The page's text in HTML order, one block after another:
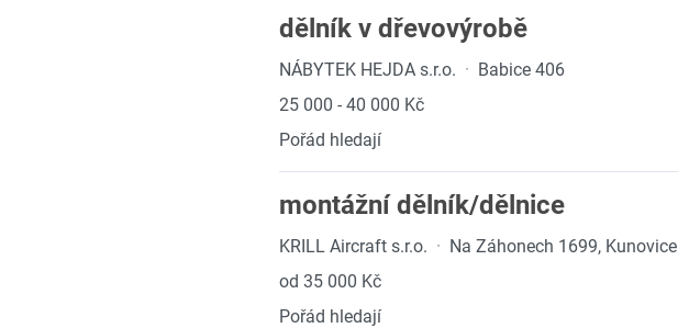
dělník v dřevovýrobě
NÁBYTEK HEJDA s.r.o. · Babice 406
25 000 - 40 000 Kč
Pořád hledají
montážní dělník/dělnice
KRILL Aircraft s.r.o. · Na Záhonech 1699, Kunovice
od 35 000 Kč
Pořád hledají